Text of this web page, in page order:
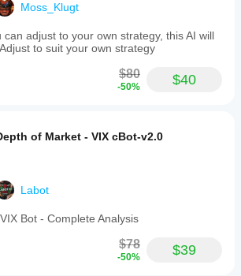
Moss_Klugt
can adjust to your own strategy, this AI will
to suit your own strategy
$80
-50% $40
of Market - VIX cBot-v2.0
Labot
Bot - Complete Analysis
$78
-50% $39